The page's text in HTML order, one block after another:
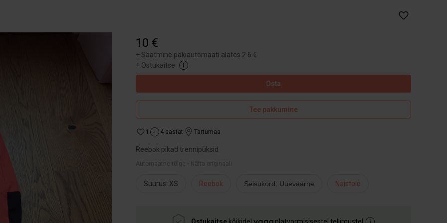
10 €
+Saatmine pakiautomaati alates 2.6 €
+ Ostukaitse
Osta
Tee pakkumine
1 4 aastat Tartumaa
Reebok pikad trennipüksid
Suurus: XS Reebok Seisukord: Uueväärne Naistele